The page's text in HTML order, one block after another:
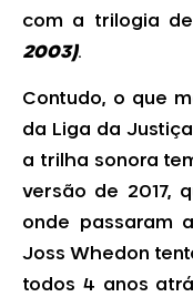
com a trilogia de
2003).
Contudo, o que
da Liga da
a trilha sonora
versão de 2017,
onde passaram
Joss Whedon
todos 4 anos